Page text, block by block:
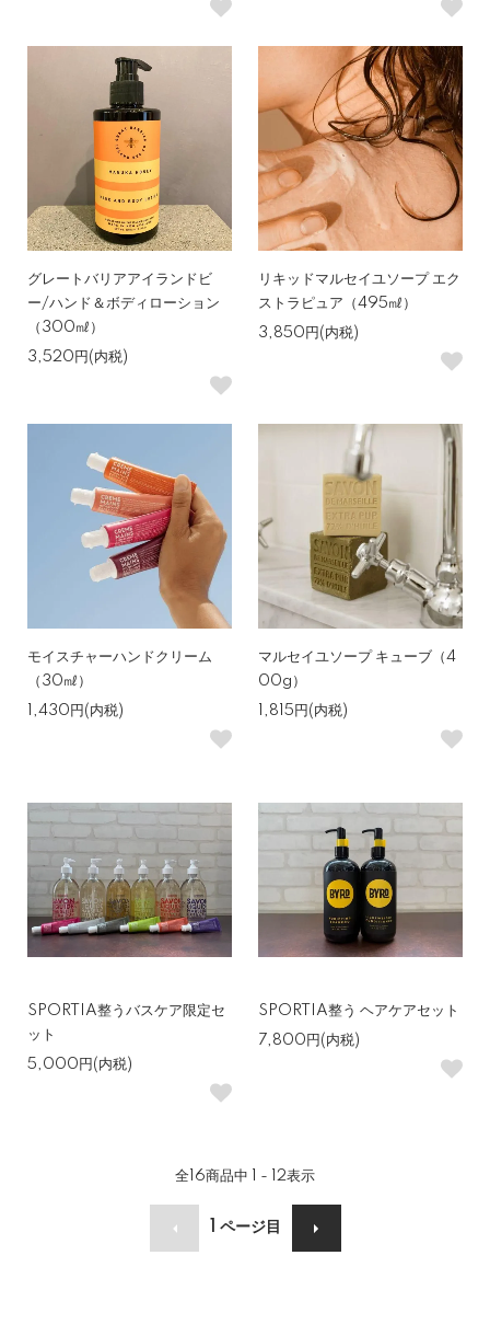
グレートバリアアイランドビ
ー/ハンド＆ボディローション
（300㎖）
3,520円(内税)
リキッドマルセイユソープ エク
ストラピュア（495㎖）
3,850円(内税)
モイスチャーハンドクリーム
（30㎖）
1,430円(内税)
マルセイユソープ キューブ（4
00g）
1,815円(内税)
SPORTIA整うバスケア限定セ
ット
5,000円(内税)
SPORTIA整う ヘアケアセット
7,800円(内税)
全 16商品中 1 - 12表示
ページ目